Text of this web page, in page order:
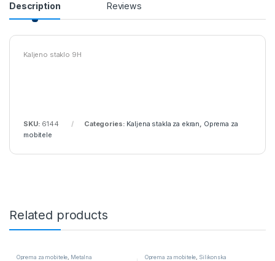
Description Reviews
Kaljeno staklo 9H
SKU: 6144 Categories: Kaljena stakla za ekran
Oprema za
mobitele
Related products
Oprema za mobitele Metalna
Oprema za mobitele Silikonska